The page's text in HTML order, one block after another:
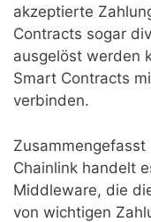
akzeptierte
Contracts sogar
ausgelöst werden
Smart Contracts
verbinden.
Chainlink handelt
Middleware, die
von wichtigen